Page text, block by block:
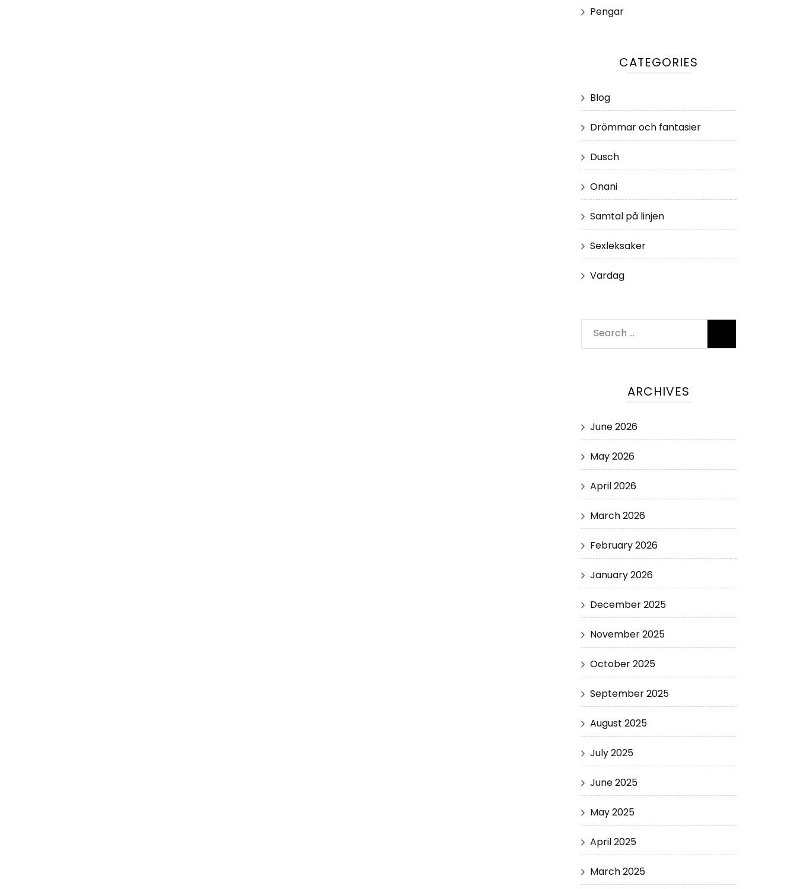
Pengar
CATEGORIES
Blog
Drömmar och fantasier
Dusch
Onani
Samtal på linjen
Sexleksaker
Vardag
Search
for:
ARCHIVES
June 2026
May 2026
April 2026
March 2026
February 2026
January 2026
December 2025
November 2025
October 2025
September 2025
August 2025
July 2025
June 2025
May 2025
April 2025
March 2025